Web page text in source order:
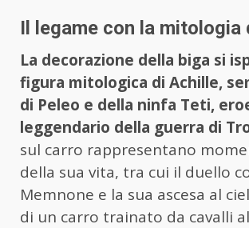
Il legame con la mitologia
La decorazione della biga si
figura mitologica di Achille,
di Peleo e della ninfa Teti,
leggendario della guerra di
sul carro rappresentano
della sua vita, tra cui il duello
Memnone e la sua ascesa al
di un carro trainato da cavalli